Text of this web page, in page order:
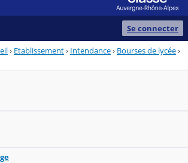
Se connecter
› Etablissement› Intendance› Bourses de lycée›